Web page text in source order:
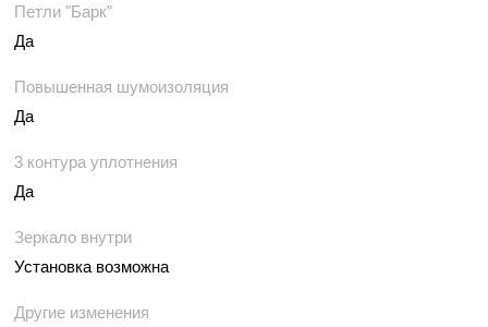
Петли "Барк"
Да
Повышенная шумоизоляция
Да
3 контура уплотнения
Да
Зеркало внутри
Установка возможна
Другие изменения